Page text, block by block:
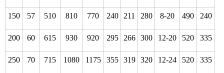
150 57 510 810 770 240 211 280 8-20 490 240
200 60 615 930 920 295 266 300 12-20 520 335
250 70 715 1080 1175 355 319 320 12-24 520 335